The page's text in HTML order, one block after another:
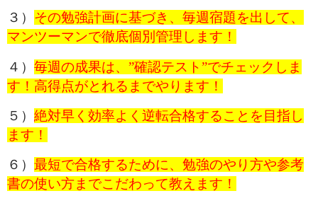
３） その勉強計画に基づき、毎週宿題を出して、
マンツーマンで徹底個別管理します！
４） 毎週の成果は、”確認テスト”でチェックしま
す！高得点がとれるまでやります！
５） 絶対早く効率よく逆転合格することを目指し
ます！
６） 最短で合格するために、勉強のやり方や参考
書の使い方までこだわって教えます！